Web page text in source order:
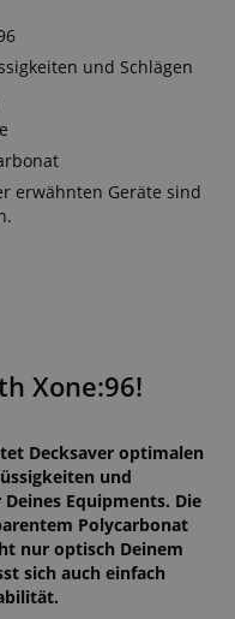
und Schlägen
erwähnten Geräte sind
Xone:96!
Decksaver optimalen
und
Equipments. Die
Polycarbonat
nur optisch Deinem
sich auch einfach